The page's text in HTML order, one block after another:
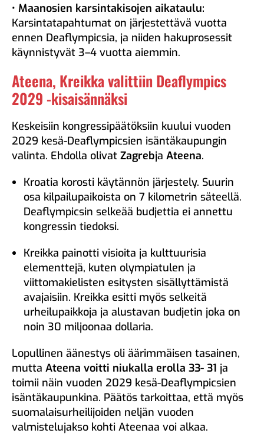
• Maanosien karsintakisojen aikataulu:
Karsintatapahtumat on järjestettävä vuotta
ennen Deaflympicsia, ja niiden hakuprosessit
käynnistyvät 3–4 vuotta aiemmin.
Ateena, Kreikka valittiin Deaflympics
2029 -kisaisännäksi
Keskeisiin kongressipäätöksiin kuului vuoden
2029 kesä-Deaflympicsien isäntäkaupungin
valinta. Ehdolla olivat Zagrebja Ateena.
Kroatia korosti käytännön järjestely. Suurin
osa kilpailupaikoista on 7 kilometrin säteellä.
Deaflympicsin selkeää budjettia ei annettu
kongressin tiedoksi.
Kreikka painotti visioita ja kulttuurisia
elementtejä, kuten olympiatulen ja
viittomakielisten esitysten sisällyttämistä
avajaisiin. Kreikka esitti myös selkeitä
urheilupaikkoja ja alustavan budjetin joka on
noin 30 miljoonaa dollaria.
Lopullinen äänestys oli äärimmäisen tasainen,
mutta Ateena voitti niukalla erolla 33- 31 ja
toimii näin vuoden 2029 kesä-Deaflympicsien
isäntäkaupunkina. Päätös tarkoittaa, että myös
suomalaisurheilijoiden neljän vuoden
valmistelujakso kohti Ateenaa voi alkaa.